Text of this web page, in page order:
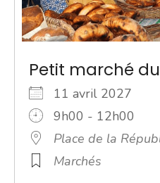
Petit marché
11 avril 2027
9h00 - 12h00
Place de la
Marchés